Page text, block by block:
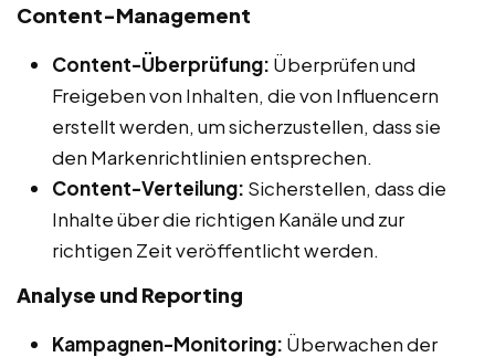
Content-Management
Content-Überprüfung: Überprüfen und
Freigeben von Inhalten, die von Influencern
erstellt werden, um sicherzustellen, dass sie
den Markenrichtlinien entsprechen.
Content-Verteilung: Sicherstellen, dass die
Inhalte über die richtigen Kanäle und zur
richtigen Zeit veröffentlicht werden.
Analyse und Reporting
Kampagnen-Monitoring: Überwachen der